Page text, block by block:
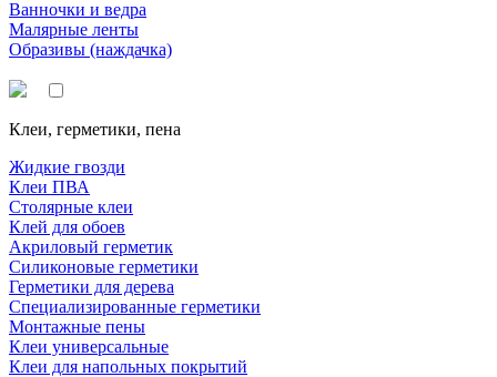
Ванночки и ведра
Малярные ленты
Образивы (наждачка)
Клеи, герметики, пена
Жидкие гвозди
Клеи ПВА
Столярные клеи
Клей для обоев
Акриловый герметик
Силиконовые герметики
Герметики для дерева
Специализированные герметики
Монтажные пены
Клеи универсальные
Клеи для напольных покрытий